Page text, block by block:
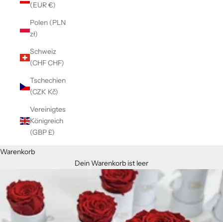
(EUR €)
Polen (PLN
zł)
Schweiz
(CHF CHF)
Tschechien
(CZK Kč)
Vereinigtes
Königreich
(GBP £)
Warenkorb
Dein Warenkorb ist leer